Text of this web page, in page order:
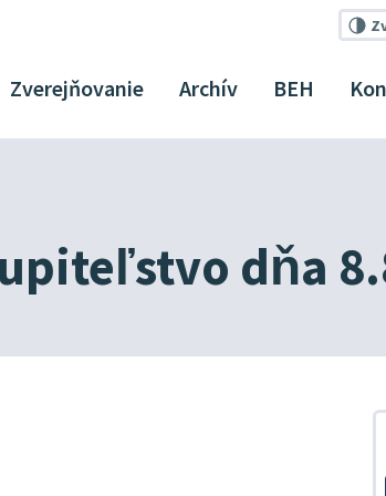
Zverejňovanie Archív BEH
dňa